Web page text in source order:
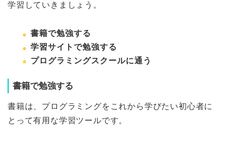
学習していきましょう。
書籍で勉強する
学習サイトで勉強する
プログラミングスクールに通う
書籍で勉強する
書籍は、プログラミングをこれから学びたい初心者に
とって有用な学習ツールです。